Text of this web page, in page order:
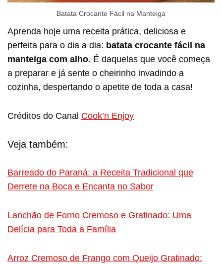
Batata Crocante Fácil na Manteiga
Aprenda hoje uma receita prática, deliciosa e
perfeita para o dia a dia: batata crocante fácil na
manteiga com alho. É daquelas que você começa
a preparar e já sente o cheirinho invadindo a
cozinha, despertando o apetite de toda a casa!
Créditos do Canal Cook’n Enjoy
Veja também:
Barreado do Paraná: a Receita Tradicional que
Derrete na Boca e Encanta no Sabor
Lanchão de Forno Cremoso e Gratinado: Uma
Delícia para Toda a Família
Arroz Cremoso de Frango com Queijo Gratinado: